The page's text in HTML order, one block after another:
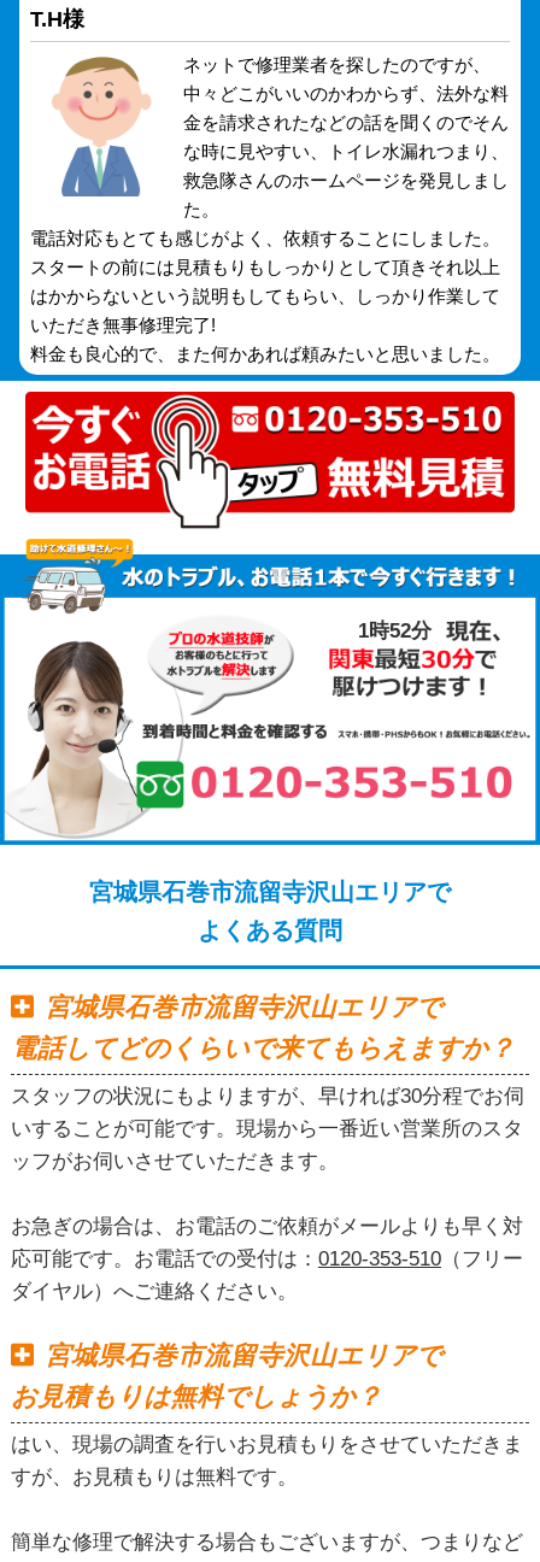
T.H様
ネットで修理業者を探したのですが、
中々どこがいいのかわからず、法外な料
金を請求されたなどの話を聞くのでそん
な時に見やすい、トイレ水漏れつまり、
救急隊さんのホームページを発見しまし
た。
電話対応もとても感じがよく、依頼することにしました。
スタートの前には見積もりもしっかりとして頂きそれ以上
はかからないという説明もしてもらい、しっかり作業して
いただき無事修理完了!
料金も良心的で、また何かあれば頼みたいと思いました。
1時52分
宮城県石巻市流留寺沢山エリアで
よくある質問
宮城県石巻市流留寺沢山エリアで
電話してどのくらいで来てもらえますか？
スタッフの状況にもよりますが、早ければ30分程でお伺
いすることが可能です。現場から一番近い営業所のスタ
ッフがお伺いさせていただきます。
お急ぎの場合は、お電話のご依頼がメールよりも早く対
応可能です。お電話での受付は： 0120-353-510（フリー
ダイヤル）へご連絡ください。
宮城県石巻市流留寺沢山エリアで
お見積もりは無料でしょうか？
はい、現場の調査を行いお見積もりをさせていただきま
すが、お見積もりは無料です。
簡単な修理で解決する場合もございますが、つまりなど